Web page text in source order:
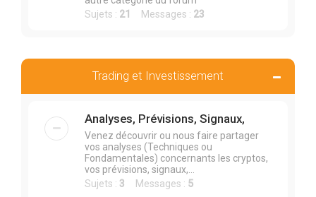
Sujets : 21 Messages : 23
Trading et Investissement
Analyses, Prévisions, Signaux,
Venez découvrir ou nous faire partager
vos analyses (Techniques ou
Fondamentales) concernants les cryptos,
vos prévisions, signaux,...
Sujets : 3 Messages : 5